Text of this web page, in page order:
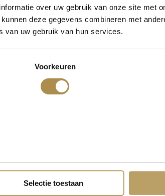
over uw gebruik van onze site met
deze gegevens combineren met
van uw gebruik van hun services.
Voorkeuren
Selectie toestaan